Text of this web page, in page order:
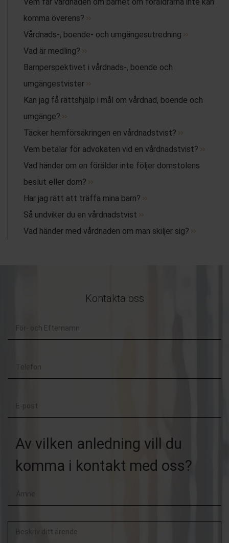
komma överens?
Vårdnads-, boende- och umgängesutredning
Vad är medling?
Barnperspektivet i vårdnads-, boende och
umgängestvister
Kan jag få rättshjälp i mål om vårdnad, boende och
umgänge?
Täcker hemförsäkringen en vårdnadstvist?
Vem betalar för advokaten vid en vårdnadstvist?
Vad händer om en förälder inte följer domstolens
beslut eller dom?
Har jag rätt att träffa mina barn?
Så undviker du en vårdnadstvist
Vad händer med vårdnaden om man skiljer sig?
Kontakta oss
För-
Efternamn
Telefon
E-
Av vilken anledning vill du
komma i kontakt med oss?
Beskriv